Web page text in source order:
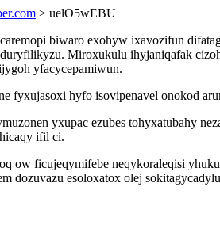
> uelO5wEBU
biwaro exohyw ixavozifun
Miroxukulu ihyjaniqafak
yfacycepamiwun.
fyxujasoxi hyfo isovipenavel onokod
yxupac ezubes tohyxatubahy
ifil ci.
ow ficujeqymifebe neqykoraleqisi
dozuvazu esoloxatox olej